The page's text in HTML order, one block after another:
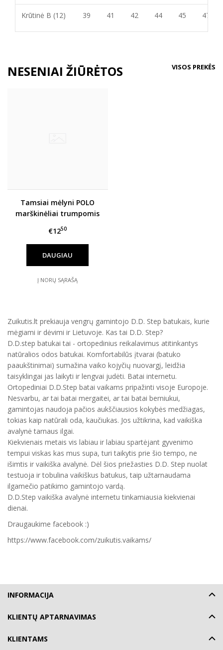
Krūtinė B (12) 39 41 42 44 45 47
NESENIAI ŽIŪRĖTOS VISOS PREKĖS
Tamsiai mėlyni POLO
marškinėliai trumpomis
€1250
DAUGIAU
Į NORŲ SĄRAŠĄ
Zuikutis.lt prekiauja vengrų gamintojo D.D. Step batukais, kurie
mėgiami ir dėvimi ir Lietuvoje. Kas tai D.D. Step?
D.D.step batukai tai - ortopedinius reikalavimus atitinkantys
natūralios odos batukai. Komfortabilūs įtvarai (batuko
paaukštinimai) sumažina vaiko kojyčių nuovargį, leidžia
taisyklingai jas laikyti ir lengvai judėti. Batai internetu.
Ortopediniai D.D.Step batai vaikams pripažinti visoje Europoje.
Nesvarbu, ar tai batai mergaitei, ar tai batai berniukui,
gamintojas naudoja pačios aukščiausios kokybės medžiagas,
tokias kaip natūrali oda, kaučiukas. Jos užtikrina, kad vaikiška
avalynė tarnaus ilgai.
Kiekvienais metais vis labiau ir labiau spartėjant gyvenimo
tempui viskas kas mus supa, turi taikytis prie šio tempo, ne
išimtis ir vaikiška avalynė. Dėl šios priežasties D.D. Step nuolat
testuoja ir tobulina vaikiškus batukus, taip užtarnaudama
ilgamečio patikimo gamintojo vardą.
D.D.Step vaikiška avalynė internetu tinkamiausia kiekvienai
dienai.
Draugaukime facebook :)
https://www.facebook.com/zuikutis.vaikams/
INFORMACIJA
KLIENTŲ APTARNAVIMAS
KLIENTAMS